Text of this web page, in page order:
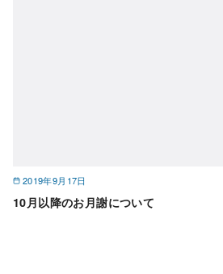
2019年9月17日
10月以降のお月謝について